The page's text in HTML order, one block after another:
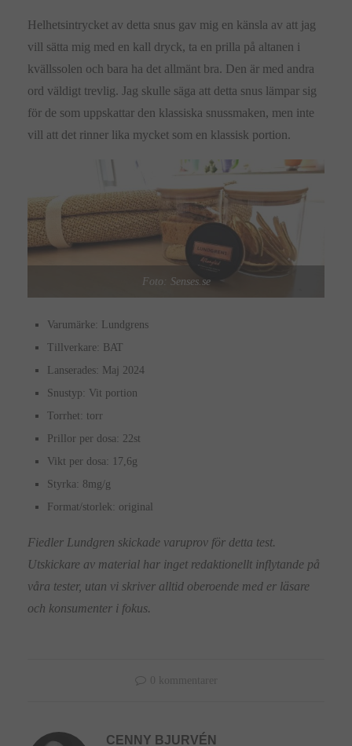
Helhetsintrycket av detta snus gav mig en känsla av att jag
vill sätta mig med en kall dryck, ta en prilla på altanen i
kvällssolen och bara ha det allmänt bra. Den är med andra
ord väldigt trevlig. Jag skulle säga att detta snus lämpar sig
för de som uppskattar den klassiska snussmaken, men inte
vill att det rinner lika mycket som en klassisk portion.
Foto: Senses.se
Varumärke: Lundgrens
Tillverkare: BAT
Lanserades: Maj 2024
Snustyp: Vit portion
Torrhet: torr
Prillor per dosa: 22st
Vikt per dosa: 17,6g
Styrka: 8mg/g
Format/storlek: original
Fiedler Lundgren skickade varuprov för detta test.
Utskickare av material har inget redaktionellt inflytande på
våra tester, utan vi skriver alltid oberoende med er läsare
och konsumenter i fokus.
0 kommentarer
CENNY BJURVÉN